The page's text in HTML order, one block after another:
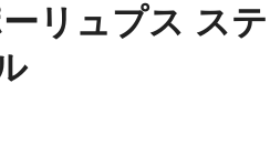
リュプス ステ